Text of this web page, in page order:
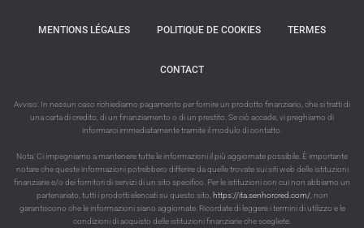
MENTIONS LÉGALES POLITIQUE DE COOKIES TERMES
CONTACT
Avviso: In nessun caso richiediamo pagamento per fornire un prodotto finanziario, che si tratti di
una carta di credito, di un finanziamento o di un prestito. Se ciò accade, vi preghiamo di
informarci immediatamente tramite il modulo di contatto.
Nota: Ci impegniamo a mantenere tutte le informazioni il più aggiornate possibile. È importante
notare che queste informazioni potrebbero differire da quelle trovate sui siti web delle istituzioni
finanziarie e/o dei fornitori di servizi di un sito specifico. Per le istituzioni con cui non abbiamo un
partenariato, tutti i prodotti elencati su questo sito, https://ita.senhorcred.com/, non
garantiscono che le informazioni siano aggiornate. Ricordate di leggere i termini di utilizzo e le
condizioni di acquisto delle istituzioni finanziarie che scegliete.